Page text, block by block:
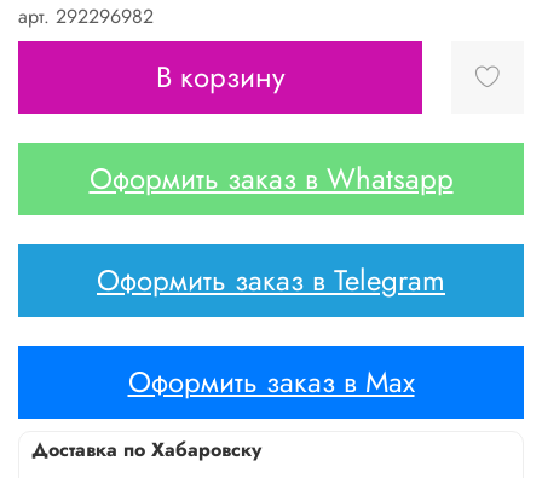
арт. 292296982
В корзину
Оформить заказ в Whatsapp
Оформить заказ в Telegram
Оформить заказ в Max
Доставка по Хабаровску